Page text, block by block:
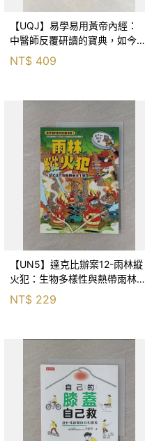
【UQJ】易學易用黃帝內經：
中醫師反覆研讀的寶典，如今一
般人也能實踐。12條經絡、365
個穴位白話詳解，經之所過，病
NT$ 409
【UN5】達克比辦案12-雨林縱
火犯：生物多樣性與熱帶雨林生
態系_柯智元
NT$ 229